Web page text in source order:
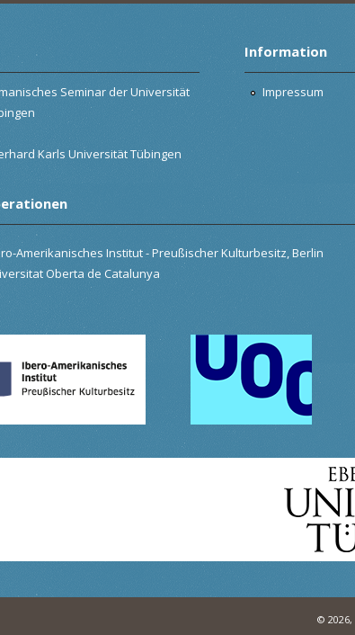
Seminar der Universität
Karls Universität Tübingen
Information
Impressum
Amerikanisches Institut - Preußischer Kulturbesitz, Berlin
Oberta de Catalunya
© 2026,